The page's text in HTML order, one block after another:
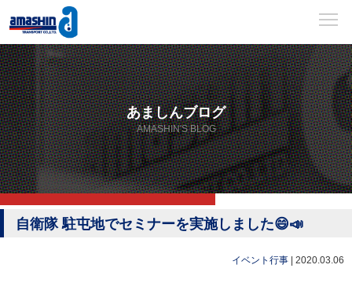
あましんブログ
AMASHIN'S BLOG
自衛隊 駐屯地でセミナーを実施しました😄📣
イベント行事 2020.03.06